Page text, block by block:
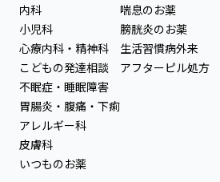
内科
小児科
心療内科・精神科
こどもの発達相談
不眠症・睡眠障害
胃腸炎・腹痛・下痢
アレルギー科
皮膚科
いつものお薬
喘息のお薬
膀胱炎のお薬
生活習慣病外来
アフターピル処方